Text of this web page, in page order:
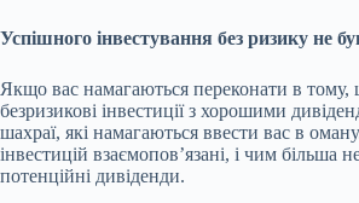
Успішного інвестування без ризику не
Якщо вас намагаються переконати в тому,
безризикові інвестиції з хорошими
шахраї, які намагаються ввести вас в
інвестицій взаємопов’язані, і чим більша
потенційні дивіденди.